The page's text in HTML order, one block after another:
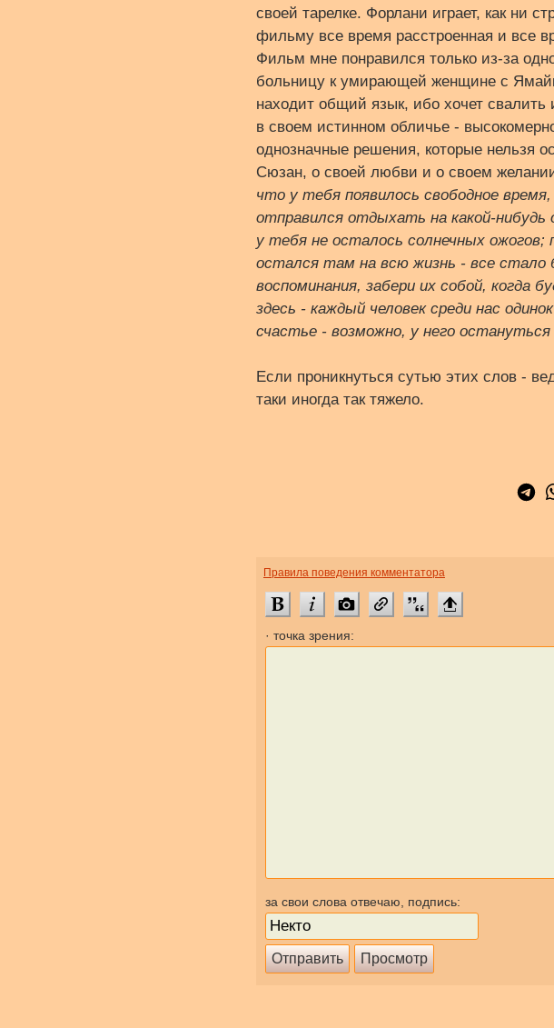
своей тарелке. Форлани играет, как ни
фильму все время расстроенная и все
Фильм мне понравился только из-за
больницу к умирающей женщине с
находит общий язык, ибо хочет свалить
в своем истинном обличье -
однозначные решения, которые нельзя
Сюзан, о своей любви и о своем
что у тебя появилось свободное
отправился отдыхать на какой-
у тебя не осталось солнечных
остался там на всю жизнь - все стало
воспоминания, забери их собой, когда
здесь - каждый человек среди нас
счастье - возможно, у него
Если проникнуться сутью этих слов -
таки иногда так тяжело.
Правила поведения комментатора
· точка зрения:
за свои слова отвечаю, подпись: